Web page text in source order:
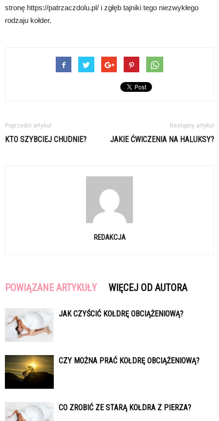
stronę https://patrzaczdolu.pl/ i zgłęb tajniki tego niezwykłego
rodzaju kołder.
Poprzedni artykuł
KTO SZYBCIEJ CHUDNIE?
Następny artykuł
JAKIE ĆWICZENIA NA HALUKSY?
REDAKCJA
POWIĄZANE ARTYKUŁY WIĘCEJ OD AUTORA
JAK CZYŚCIĆ KOŁDRĘ OBCIĄŻENIOWĄ?
CZY MOŻNA PRAĆ KOŁDRĘ OBCIĄŻENIOWĄ?
CO ZROBIĆ ZE STARĄ KOŁDRA Z PIERZA?